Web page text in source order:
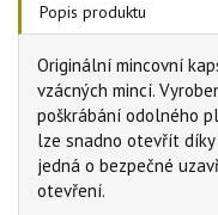
Popis produktu
Originální mincovní
vzácných mincí.
poškrábání odolného
lze snadno otevřít
jedná o bezpečné
otevření.